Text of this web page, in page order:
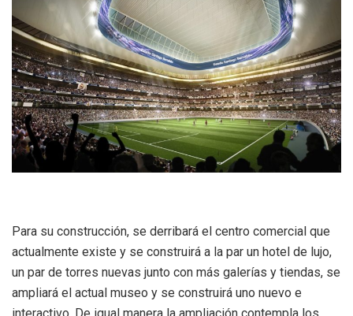
Para su construcción, se derribará el centro comercial que
actualmente existe y se construirá a la par un hotel de lujo,
un par de torres nuevas junto con más galerías y tiendas, se
ampliará el actual museo y se construirá uno nuevo e